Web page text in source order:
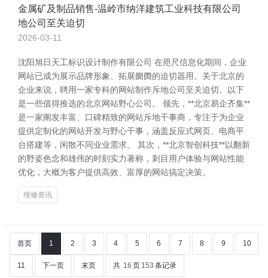
金属矿及制品销售-温岭市纳洋建筑工业科技有限公司
地公司至关迫切
2026-03-11
沈阳旭日天工标识设计制作有限公司 在咫尺信息化期间，企业
网站已成为展示品牌形象、拓展阛阓的迫切器用。关于北京的
企业来说，聘用一家专科的网站制作斥地公司至关迫切。以下
是一些值得推选的北京网站野心公司。 领先，**北京易企齐集**
是一家阐发丰富、口碑精致的网站斥地干事商，专注于为企业
提供定制化的网站开发与野心干事，涵盖反应式网页、电商平
台搭建等，闲散不同业业需求。 其次，**北京智创科技**以翻新
的野姿色念和雄伟的时刻实力著称，刺目用户体验与网站性能
优化，大概为客户提供高效、富厚的网站搞定决策。
维修资讯
首页 1 2 3 4 5 6 7 8 9 10
11 下一页 末页 共 16 页 153 条记录